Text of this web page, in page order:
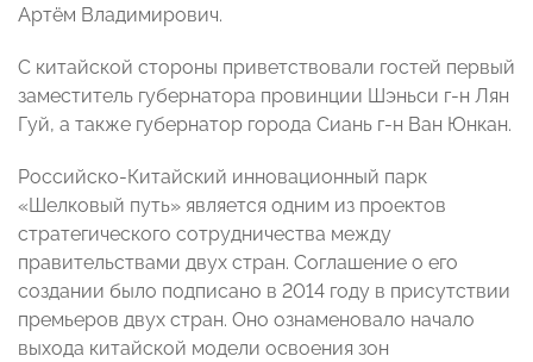
Артём Владимирович.
С китайской стороны приветствовали гостей первый
заместитель губернатора провинции Шэньси г-н Лян
Гуй, а также губернатор города Сиань г-н Ван Юнкан.
Российско-Китайский инновационный парк
«Шелковый путь» является одним из проектов
стратегического сотрудничества между
правительствами двух стран. Соглашение о его
создании было подписано в 2014 году в присутствии
премьеров двух стран. Оно ознаменовало начало
выхода китайской модели освоения зон